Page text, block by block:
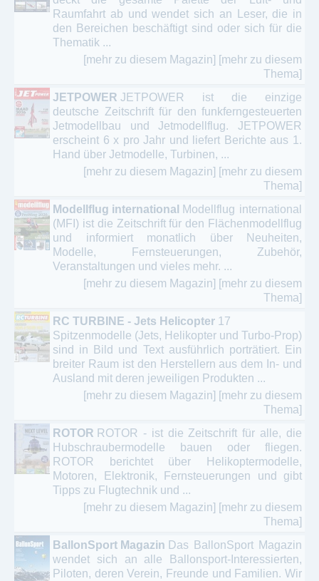
Raumfahrt ab und wendet sich an Leser, die in
den Bereichen beschäftigt sind oder sich für die
Thematik ...
[mehr zu diesem Magazin] [mehr zu diesem
Thema]
JETPOWER JETPOWER ist die einzige
deutsche Zeitschrift für den funkferngesteuerten
Jetmodellbau und Jetmodellflug. JETPOWER
erscheint 6 x pro Jahr und liefert Berichte aus 1.
Hand über Jetmodelle, Turbinen, ...
[mehr zu diesem Magazin] [mehr zu diesem
Thema]
Modellflug international
Modellflug international
(MFI) ist die Zeitschrift für den Flächenmodellflug
und informiert monatlich über Neuheiten,
Modelle, Fernsteuerungen, Zubehör,
Veranstaltungen und vieles mehr. ...
[mehr zu diesem Magazin] [mehr zu diesem
Thema]
RC TURBINE - Jets Helicopter 17
Spitzenmodelle (Jets, Helikopter und Turbo-Prop)
sind in Bild und Text ausführlich porträtiert. Ein
breiter Raum ist den Herstellern aus dem In- und
Ausland mit deren jeweiligen Produkten ...
[mehr zu diesem Magazin] [mehr zu diesem
Thema]
ROTOR ROTOR - ist die Zeitschrift für alle, die
Hubschraubermodelle bauen oder fliegen.
ROTOR berichtet über Helikoptermodelle,
Motoren, Elektronik, Fernsteuerungen und gibt
Tipps zu Flugtechnik und ...
[mehr zu diesem Magazin] [mehr zu diesem
Thema]
BallonSport Magazin Das BallonSport Magazin
wendet sich an alle Ballonsport-Interessierten,
Piloten, deren Verein, Freunde und Familien. Wir